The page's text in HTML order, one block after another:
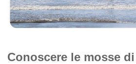
Conoscere le mosse